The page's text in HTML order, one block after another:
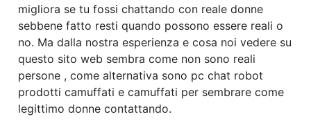
migliora se tu fossi chattando con reale donne
sebbene fatto resti quando possono essere reali o
no. Ma dalla nostra esperienza e cosa noi vedere su
questo sito web sembra come non sono reali
persone , come alternativa sono pc chat robot
prodotti camuffati e camuffati per sembrare come
legittimo donne contattando.